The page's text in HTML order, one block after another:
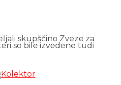
skupščino Zveze za
so bile izvedene tudi